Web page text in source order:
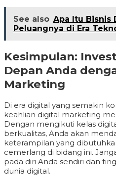
See also Apa Itu Bisnis
Peluangnya di Era
Kesimpulan:
Depan Anda
Marketing
Di era digital yang semakin
keahlian digital marketing
Dengan mengikuti kelas
berkualitas, Anda akan
keterampilan yang
cemerlang di bidang ini.
pada diri Anda sendiri dan
dunia digital.